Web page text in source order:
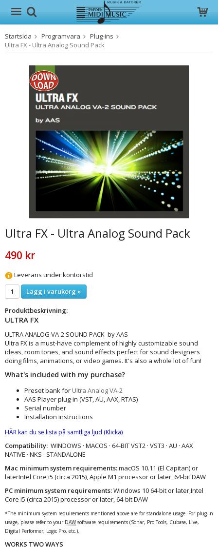
Produkten har blivit tillagd i varukorgen
Startsida Programvara
Plug-ins
Ultra FX - Ultra Analog Sound Pack
Ultra FX - Ultra Analog Sound Pack
490 kr
Leverans under kontorstid
Lägg i varukorg »
Produktbeskrivning:
ULTRA FX
ULTRA ANALOG VA-2 SOUND PACK by AAS
Ultra FX is a must-have complement of highly customizable sound
ideas, room tones, and sound effects perfect for sound designers
doing films, animations, or video games. It's also a whole lot of fun!
What's included with my purchase?
Preset bank for Ultra Analog VA-2
AAS Player plug-in (VST, AU, AAX, RTAS)
Serial number
Installation instructions
HÄR kan du se lista på samtliga ljud (Klicka)
Compatibility: WINDOWS · MACOS · 64-BIT VST2 · VST3 · AU · AAX
NATIVE · NKS · STANDALONE
Mac minimum system requirements:macOS 10.11 (El Capitan) or
laterIntel Core i5 (circa 2015), Apple M1 processor or later, 64-bit DAW
PC minimum system requirements:Windows 10 64‑bit or later,Intel
Core i5 (circa 2015) processor or later, 64-bit DAW
*The minimum system requirements mentioned above are for standalone usage. For plug-in
usage, please refer to your DAW software requirements (Sonar, Pro Tools, Cubase, Live,
Digital Performer, Logic Pro, etc.).
WORKS TWO WAYS